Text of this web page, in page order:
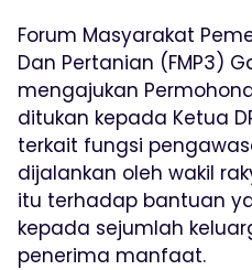
Forum Masyarakat
Dan Pertanian (FMP3)
mengajukan
ditukan kepada Ketua
terkait fungsi
dijalankan oleh wakil
itu terhadap bantuan
kepada sejumlah
penerima manfaat.